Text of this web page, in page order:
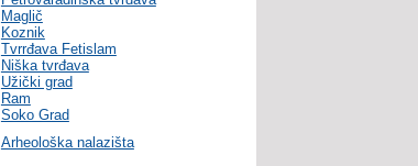
Maglič
Koznik
Tvrrđava Fetislam
Niška tvrđava
Užički grad
Ram
Soko Grad
Arheološka nalazišta